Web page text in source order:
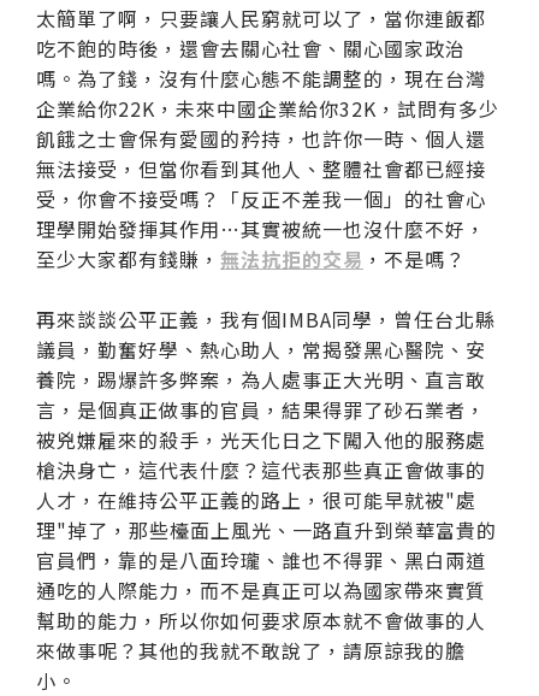
太簡單了啊，只要讓人民窮就可以了，當你連飯都
吃不飽的時後，還會去關心社會、關心國家政治
嗎。為了錢，沒有什麼心態不能調整的，現在台灣
企業給你22K，未來中國企業給你32K，試問有多少
飢餓之士會保有愛國的矜持，也許你一時、個人還
無法接受，但當你看到其他人、整體社會都已經接
受，你會不接受嗎？「反正不差我一個」的社會心
理學開始發揮其作用…其實被統一也沒什麼不好，
至少大家都有錢賺， 無法抗拒的交易 ，不是嗎？
再來談談公平正義，我有個IMBA同學，曾任台北縣
議員，勤奮好學、熱心助人，常揭發黑心醫院、安
養院，踢爆許多弊案，為人處事正大光明、直言敢
言，是個真正做事的官員，結果得罪了砂石業者，
被兇嫌雇來的殺手，光天化日之下闖入他的服務處
槍決身亡，這代表什麼？這代表那些真正會做事的
人才，在維持公平正義的路上，很可能早就被"處
理"掉了，那些檯面上風光、一路直升到榮華富貴的
官員們，靠的是八面玲瓏、誰也不得罪、黑白兩道
通吃的人際能力，而不是真正可以為國家帶來實質
幫助的能力，所以你如何要求原本就不會做事的人
來做事呢？其他的我就不敢說了，請原諒我的膽
小。